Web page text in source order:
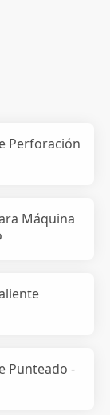
Perforación
Máquina
Punteado -